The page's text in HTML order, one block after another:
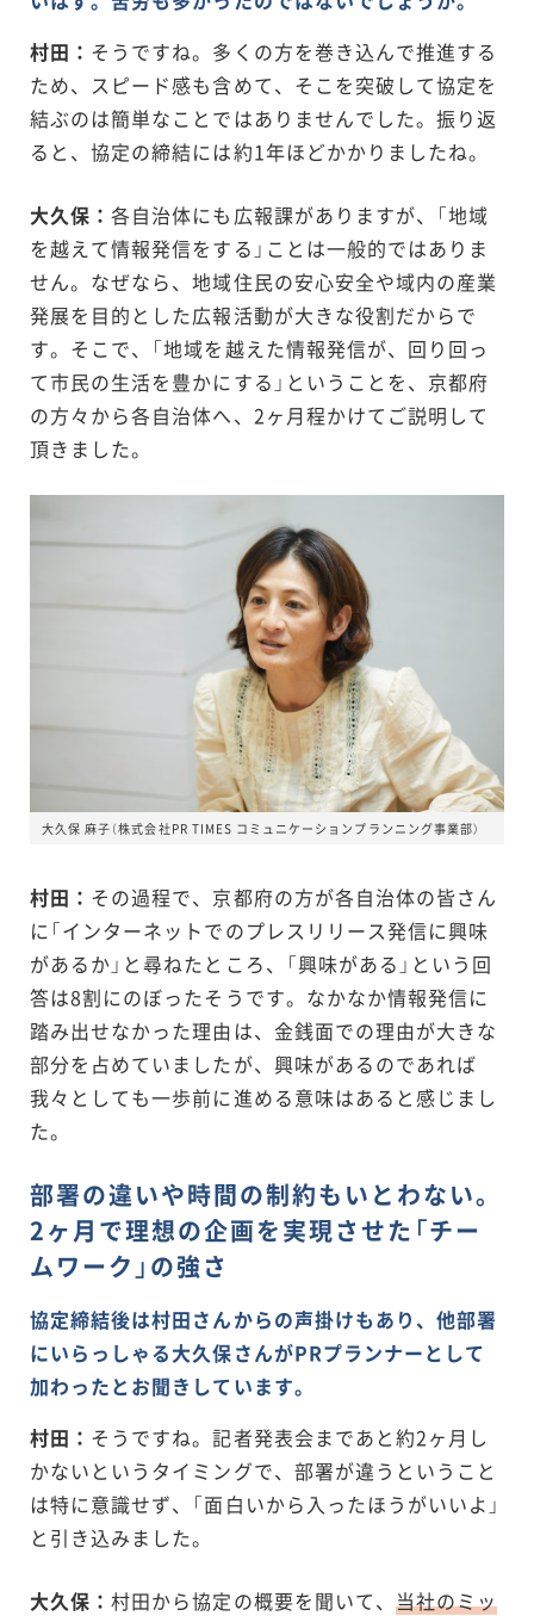
村田： そうですね。多くの方を巻き込んで推進する
ため、スピード感も含めて、そこを突破して協定を
結ぶのは簡単なことではありませんでした。振り返
ると、協定の締結には約1年ほどかかりましたね。
大久保：各自治体にも広報課がありますが、「地域
を越えて情報発信をする」ことは一般的ではありま
せん。なぜなら、地域住民の安心安全や域内の産業
発展を目的とした広報活動が大きな役割だからで
す。そこで、「地域を越えた情報発信が、回り回っ
て市民の生活を豊かにする」ということを、京都府
の方々から各自治体へ、2ヶ月程かけてご説明して
頂きました。
大久保 麻子（株式会社PR TIMES コミュニケーションプランニング事業部）
村田： その過程で、京都府の方が各自治体の皆さん
に「インターネットでのプレスリリース発信に興味
があるか」と尋ねたところ、「興味がある」という回
答は8割にのぼったそうです。なかなか情報発信に
踏み出せなかった理由は、金銭面での理由が大きな
部分を占めていましたが、興味があるのであれば
我々としても一歩前に進める意味はあると感じまし
た。
部署の違いや時間の制約もいとわない。
2ヶ月で理想の企画を実現させた「チー
ムワーク」の強さ
協定締結後は村田さんからの声掛けもあり、他部署
にいらっしゃる大久保さんがPRプランナーとして
加わったとお聞きしています。
村田： そうですね。記者発表会まであと約2ヶ月し
かないというタイミングで、部署が違うということ
は特に意識せず、「面白いから入ったほうがいいよ」
と引き込みました。
大久保：村田から協定の概要を聞いて、 当社のミッ